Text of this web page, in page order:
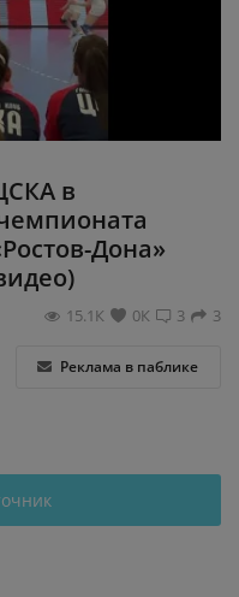
в
Дона»
3
3
0К
15.1К
Реклама в паблике